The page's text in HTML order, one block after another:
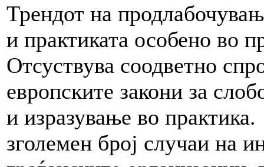
Трендот на
и практиката особено во
Отсуствува соодветно
европските закони за
и изразување во
зголемен број случаи на